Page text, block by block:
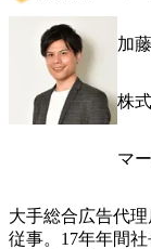
加
株
マ
大手総合広告代
従事。17年年間